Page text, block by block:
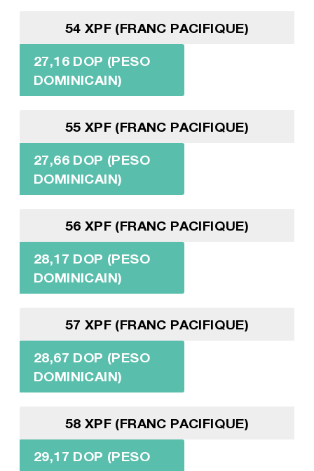
54 XPF (FRANC PACIFIQUE)
27,16 DOP (PESO
DOMINICAIN)
55 XPF (FRANC PACIFIQUE)
27,66 DOP (PESO
DOMINICAIN)
56 XPF (FRANC PACIFIQUE)
28,17 DOP (PESO
DOMINICAIN)
57 XPF (FRANC PACIFIQUE)
28,67 DOP (PESO
DOMINICAIN)
58 XPF (FRANC PACIFIQUE)
29,17 DOP (PESO